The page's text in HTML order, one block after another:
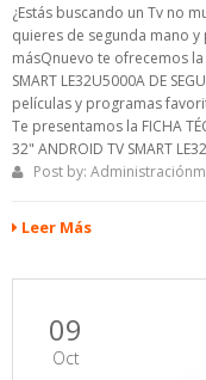
¿Estás buscando un Tv no
quieres de segunda mano
másQnuevo te ofrecemos la
SMART LE32U5000A DE
películas y programas
Te presentamos la FICHA
32" ANDROID TV SMART
Post by:
Leer Más
09
Oct